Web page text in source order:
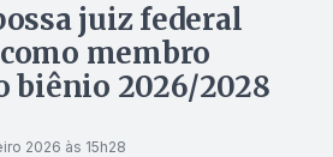
juiz federal
membro
biênio 2026/2028
2026 às 15h28